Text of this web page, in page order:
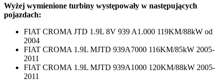
Wyżej wymienione turbiny występowały w następujących
pojazdach:
FIAT CROMA JTD 1.9L 8V 939 A1.000 119KM/88kW od
2004
FIAT CROMA 1.9L MJTD 939A7000 116KM/85kW 2005-
2011
FIAT CROMA 1.9L MJTD 939A1000 120KM/88kW 2005-
2011